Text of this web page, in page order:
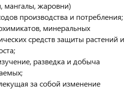
мангалы, жаровни)
производства и потребления;
минеральных
средств защиты растений и
разведка и добыча
за собой изменение